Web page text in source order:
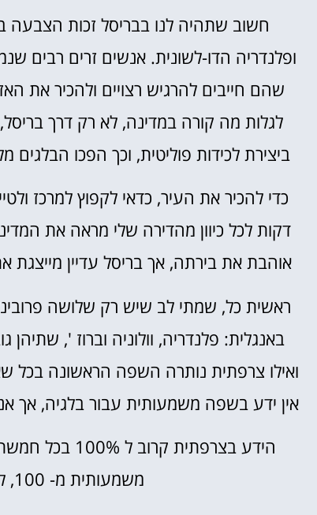
חשוב שתהיה לנו בבריסל זכות הצבעה
ופלנדריה הדו-לשונית. אנשים זרים רבים
שהם חייבים להרגיש רצויים ולהכיר את
לגלות מה קורה במדינה, לא רק דרך
ביצירת לכידות פוליטית, וכך הפכו
כדי להכיר את העיר, כדאי לקפוץ למרכז
דקות לכל כיוון מהדירה שלי מראה את
אוהבת את בירתה, אך בריסל עדיין מייצגת
ראשית כל, שמתי לב שיש רק שלושה
באנגלית: פלנדריה, וולוניה וברוז ',
ואילו צרפתית נותרה השפה הראשונה בכל
אין ידע בשפה משמעותית עבור בלגיה, אך
הידע
משמעותית מ- 100, למעט במחוז פלמס פלמאס – בראבנט.